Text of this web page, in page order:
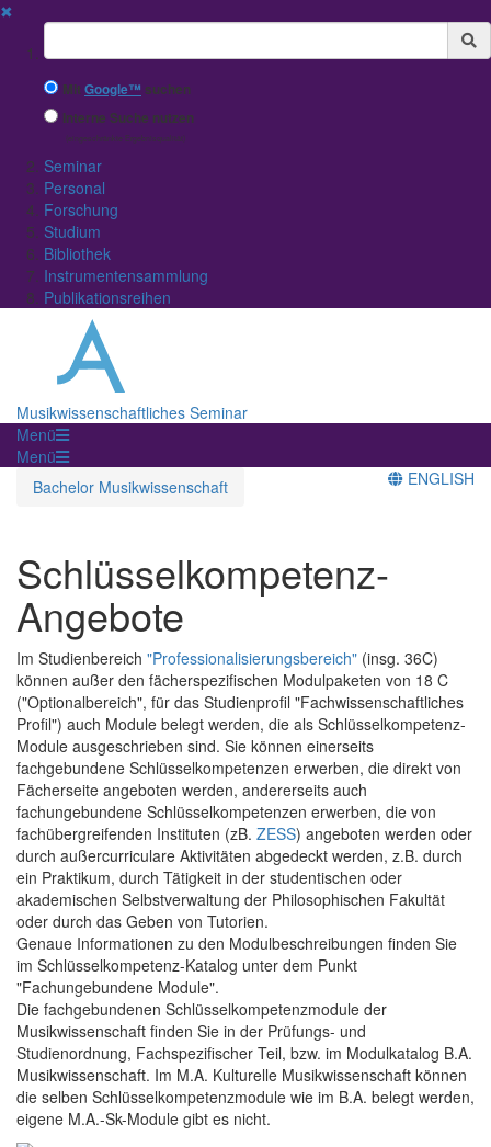
✖
Suchbegriff
MitGoogle™ suchen
Interne Suche nutzen
(eingeschränkte Ergebnisqualität)
Seminar
Personal
Forschung
Studium
Bibliothek
Instrumentensammlung
Publikationsreihen
Musikwissenschaftliches Seminar
Menü
Menü
Bachelor Musikwissenschaft
ENGLISH
Schlüsselkompetenz-
Angebote
Im Studienbereich "Professionalisierungsbereich" (insg. 36C)
können außer den fächerspezifischen Modulpaketen von 18 C
("Optionalbereich", für das Studienprofil "Fachwissenschaftliches
Profil") auch Module belegt werden, die als Schlüsselkompetenz-
Module ausgeschrieben sind. Sie können einerseits
fachgebundene Schlüsselkompetenzen erwerben, die direkt von
Fächerseite angeboten werden, andererseits auch
fachungebundene Schlüsselkompetenzen erwerben, die von
fachübergreifenden Instituten (zB. ZESS) angeboten werden oder
durch außercurriculare Aktivitäten abgedeckt werden, z.B. durch
ein Praktikum, durch Tätigkeit in der studentischen oder
akademischen Selbstverwaltung der Philosophischen Fakultät
oder durch das Geben von Tutorien.
Genaue Informationen zu den Modulbeschreibungen finden Sie
im Schlüsselkompetenz-Katalog unter dem Punkt
"Fachungebundene Module".
Die fachgebundenen Schlüsselkompetenzmodule der
Musikwissenschaft finden Sie in der Prüfungs- und
Studienordnung, Fachspezifischer Teil, bzw. im Modulkatalog B.A.
Musikwissenschaft. Im M.A. Kulturelle Musikwissenschaft können
die selben Schlüsselkompetenzmodule wie im B.A. belegt werden,
eigene M.A.-Sk-Module gibt es nicht.